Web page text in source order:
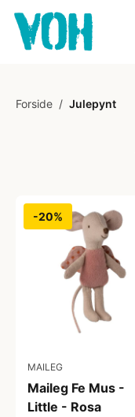
Forside / Julepynt
-20%
MAILEG
Maileg Fe Mus -
Little - Rosa